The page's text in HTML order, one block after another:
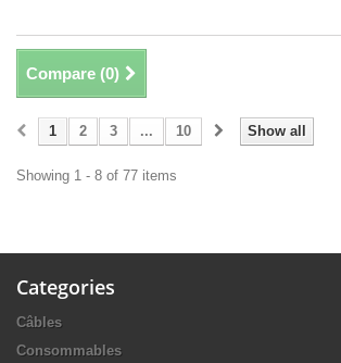
Compare (0)
Show all
1 2 3 ... 10
Showing 1 - 8 of 77 items
Categories
Câbles
Consommables